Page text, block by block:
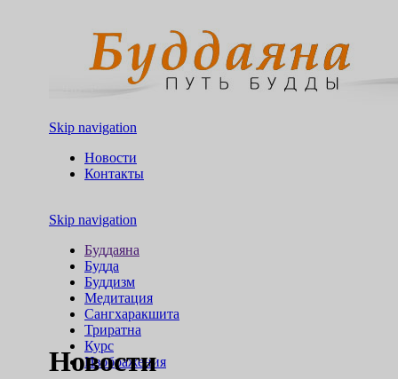
Skip navigation
Новости
Контакты
Skip navigation
Буддаяна
Будда
Буддизм
Медитация
Сангхаракшита
Триратна
Курс
Изображения
Новости